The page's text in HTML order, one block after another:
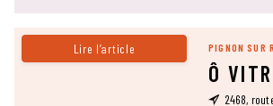
Lire l’article PIGNON SUR
Ô
2468,